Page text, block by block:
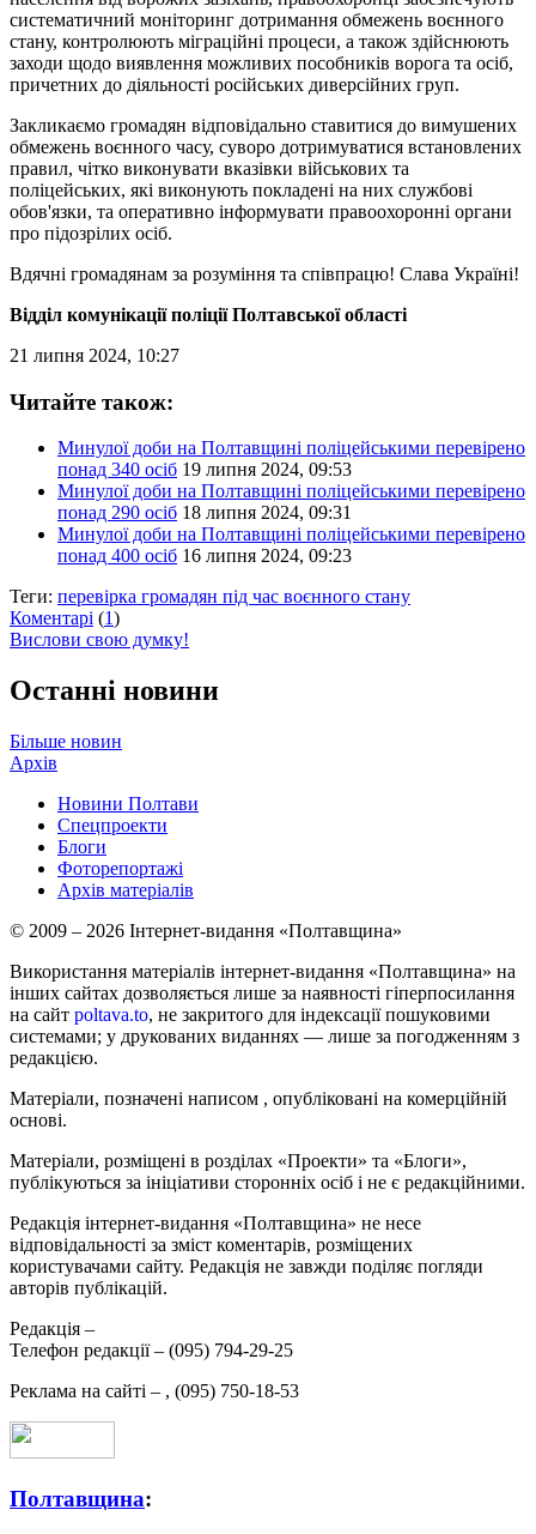
систематичний моніторинг дотримання обмежень воєнного
стану, контролюють міграційні процеси, а також здійснюють
заходи щодо виявлення можливих пособників ворога та осіб,
причетних до діяльності російських диверсійних груп.
Закликаємо громадян відповідально ставитися до вимушених
обмежень воєнного часу, суворо дотримуватися встановлених
правил, чітко виконувати вказівки військових та
поліцейських, які виконують покладені на них службові
обов'язки, та оперативно інформувати правоохоронні органи
про підозрілих осіб.
Вдячні громадянам за розуміння та співпрацю! Слава Україні!
Відділ комунікації поліції Полтавської області
21 липня 2024, 10:27
Читайте також:
Минулої доби на Полтавщині поліцейськими перевірено
понад 340 осіб 19 липня 2024, 09:53
Минулої доби на Полтавщині поліцейськими перевірено
понад 290 осіб 18 липня 2024, 09:31
Минулої доби на Полтавщині поліцейськими перевірено
понад 400 осіб 16 липня 2024, 09:23
Теги: перевірка громадян під час воєнного стану
Коментарі (1)
Вислови свою думку!
Останні новини
Більше новин
Архів
Новини Полтави
Спецпроекти
Блоги
Фоторепортажі
Архів матеріалів
© 2009 – 2026 Інтернет-видання «Полтавщина»
Використання матеріалів інтернет-видання «Полтавщина» на
інших сайтах дозволяється лише за наявності гіперпосилання
на сайт poltava.to, не закритого для індексації пошуковими
системами; у друкованих виданнях — лише за погодженням з
редакцією.
Матеріали, позначені написом , опубліковані на комерційній
основі.
Матеріали, розміщені в розділах «Проекти» та «Блоги»,
публікуються за ініціативи сторонніх осіб і не є редакційними.
Редакція інтернет-видання «Полтавщина» не несе
відповідальності за зміст коментарів, розміщених
користувачами сайту. Редакція не завжди поділяє погляди
авторів публікацій.
Редакція –
Телефон редакції – (095) 794-29-25
Реклама на сайті – , (095) 750-18-53
Полтавщина: